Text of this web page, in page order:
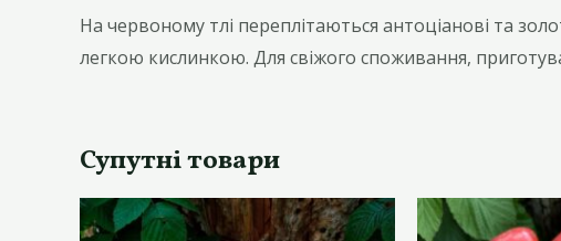
На червоному тлі переплітаються антоціанові та
легкою кислинкою. Для свіжого споживання,
Супутні товари